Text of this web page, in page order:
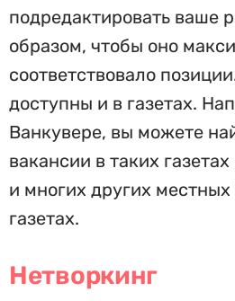
подредактировать ваше
образом, чтобы оно
соответствовало
доступны и в газетах.
Ванкувере, вы можете
вакансии в таких
и многих других
газетах.
Нетворкинг